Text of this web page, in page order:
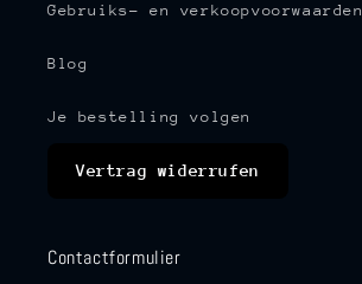
Gebruiks- en verkoopvoorwaarden
Blog
Je bestelling volgen
Vertrag widerrufen
Contactformulier